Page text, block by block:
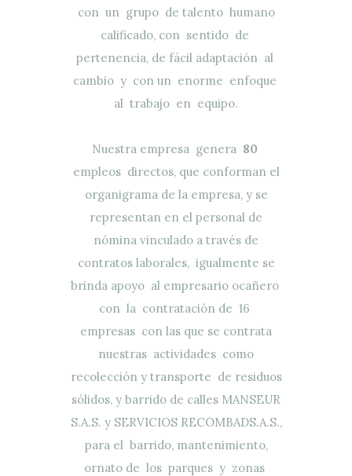
con un grupo de talento humano
calificado, con sentido de
pertenencia, de fácil adaptación al
cambio y con un enorme enfoque
al trabajo en equipo.
Nuestra empresa genera 80
empleos directos, que conforman el
organigrama de la empresa, y se
representan en el personal de
nómina vinculado a través de
contratos laborales, igualmente se
brinda apoyo al empresario ocañero
con la contratación de 16
empresas con las que se contrata
nuestras actividades como
recolección y transporte de residuos
sólidos, y barrido de calles MANSEUR
S.A.S. y SERVICIOS RECOMBADS.A.S.,
para el barrido, mantenimiento,
ornato de los parques y zonas